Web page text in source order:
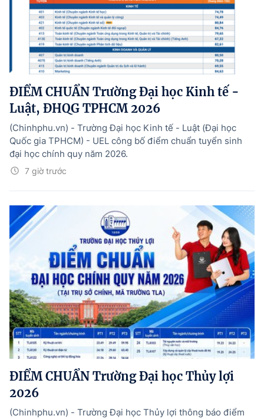
ĐIỂM CHUẨN Trường Đại học Kinh tế -
Luật, ĐHQG TPHCM 2026
7 giờ trước
(Chinhphu.vn) - Trường Đại học Kinh tế - Luật (Đại học
Quốc gia TPHCM) - UEL công bố điểm chuẩn tuyển sinh
đại học chính quy năm 2026.
ĐIỂM CHUẨN Trường Đại học Thủy lợi
2026
(Chinhphu.vn) - Trường Đại học Thủy lợi thông báo điểm